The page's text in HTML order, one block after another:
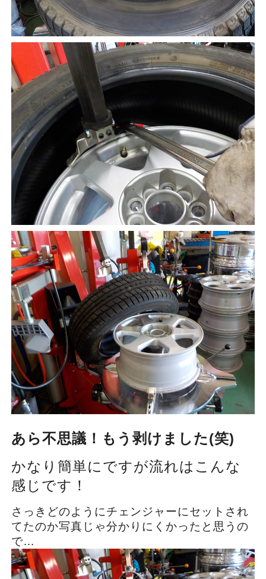
あら不思議！もう剥けました(笑)
かなり簡単にですが流れはこんな
感じです！
さっきどのようにチェンジャーにセットされ
てたのか写真じゃ分かりにくかったと思うの
で…